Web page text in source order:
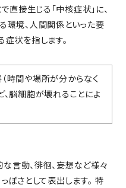
直接生じる「中核症状」に、
環境、人間関係といった要
状を指します。
時間や場所が分からなく
、脳細胞が壊れることによ
な言動、徘徊、妄想など様々
ぽさとして表出します。 特